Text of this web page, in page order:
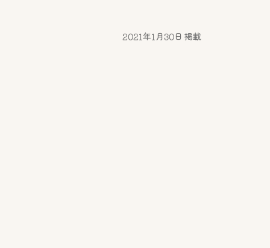
2021年1月30日 掲載